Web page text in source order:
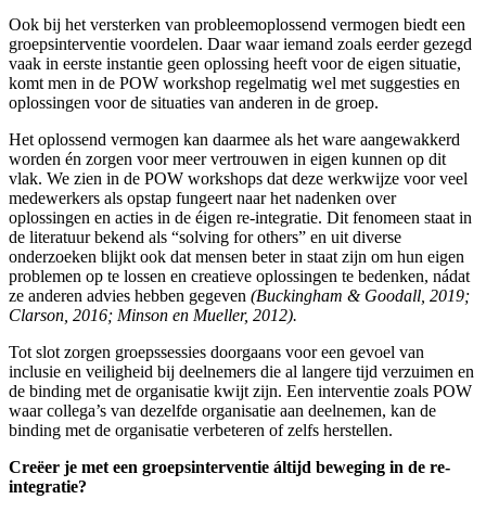
Ook bij het versterken van probleemoplossend vermogen biedt een
groepsinterventie voordelen. Daar waar iemand zoals eerder gezegd
vaak in eerste instantie geen oplossing heeft voor de eigen situatie,
komt men in de POW workshop regelmatig wel met suggesties en
oplossingen voor de situaties van anderen in de groep.
Het oplossend vermogen kan daarmee als het ware aangewakkerd
worden én zorgen voor meer vertrouwen in eigen kunnen op dit
vlak. We zien in de POW workshops dat deze werkwijze voor veel
medewerkers als opstap fungeert naar het nadenken over
oplossingen en acties in de éigen re-integratie. Dit fenomeen staat in
de literatuur bekend als “solving for others” en uit diverse
onderzoeken blijkt ook dat mensen beter in staat zijn om hun eigen
problemen op te lossen en creatieve oplossingen te bedenken, nádat
ze anderen advies hebben gegeven (Buckingham & Goodall, 2019;
Clarson, 2016; Minson en Mueller, 2012).
Tot slot zorgen groepssessies doorgaans voor een gevoel van
inclusie en veiligheid bij deelnemers die al langere tijd verzuimen en
de binding met de organisatie kwijt zijn. Een interventie zoals POW
waar collega’s van dezelfde organisatie aan deelnemen, kan de
binding met de organisatie verbeteren of zelfs herstellen.
Creëer je met een groepsinterventie áltijd beweging in de re-
integratie?